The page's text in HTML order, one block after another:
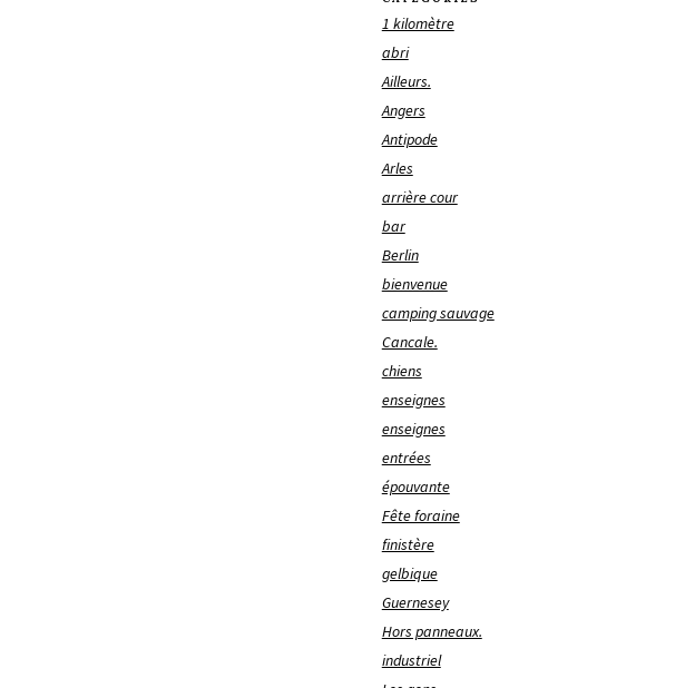
1 kilomètre
abri
Ailleurs.
Angers
Antipode
Arles
arrière cour
bar
Berlin
bienvenue
camping sauvage
Cancale.
chiens
enseignes
enseignes
entrées
épouvante
Fête foraine
finistère
gelbique
Guernesey
Hors panneaux.
industriel